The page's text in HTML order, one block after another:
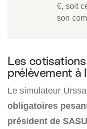
€, soit
son
Les
prélèvement à
Le simulateur
obligatoires
président de SASU